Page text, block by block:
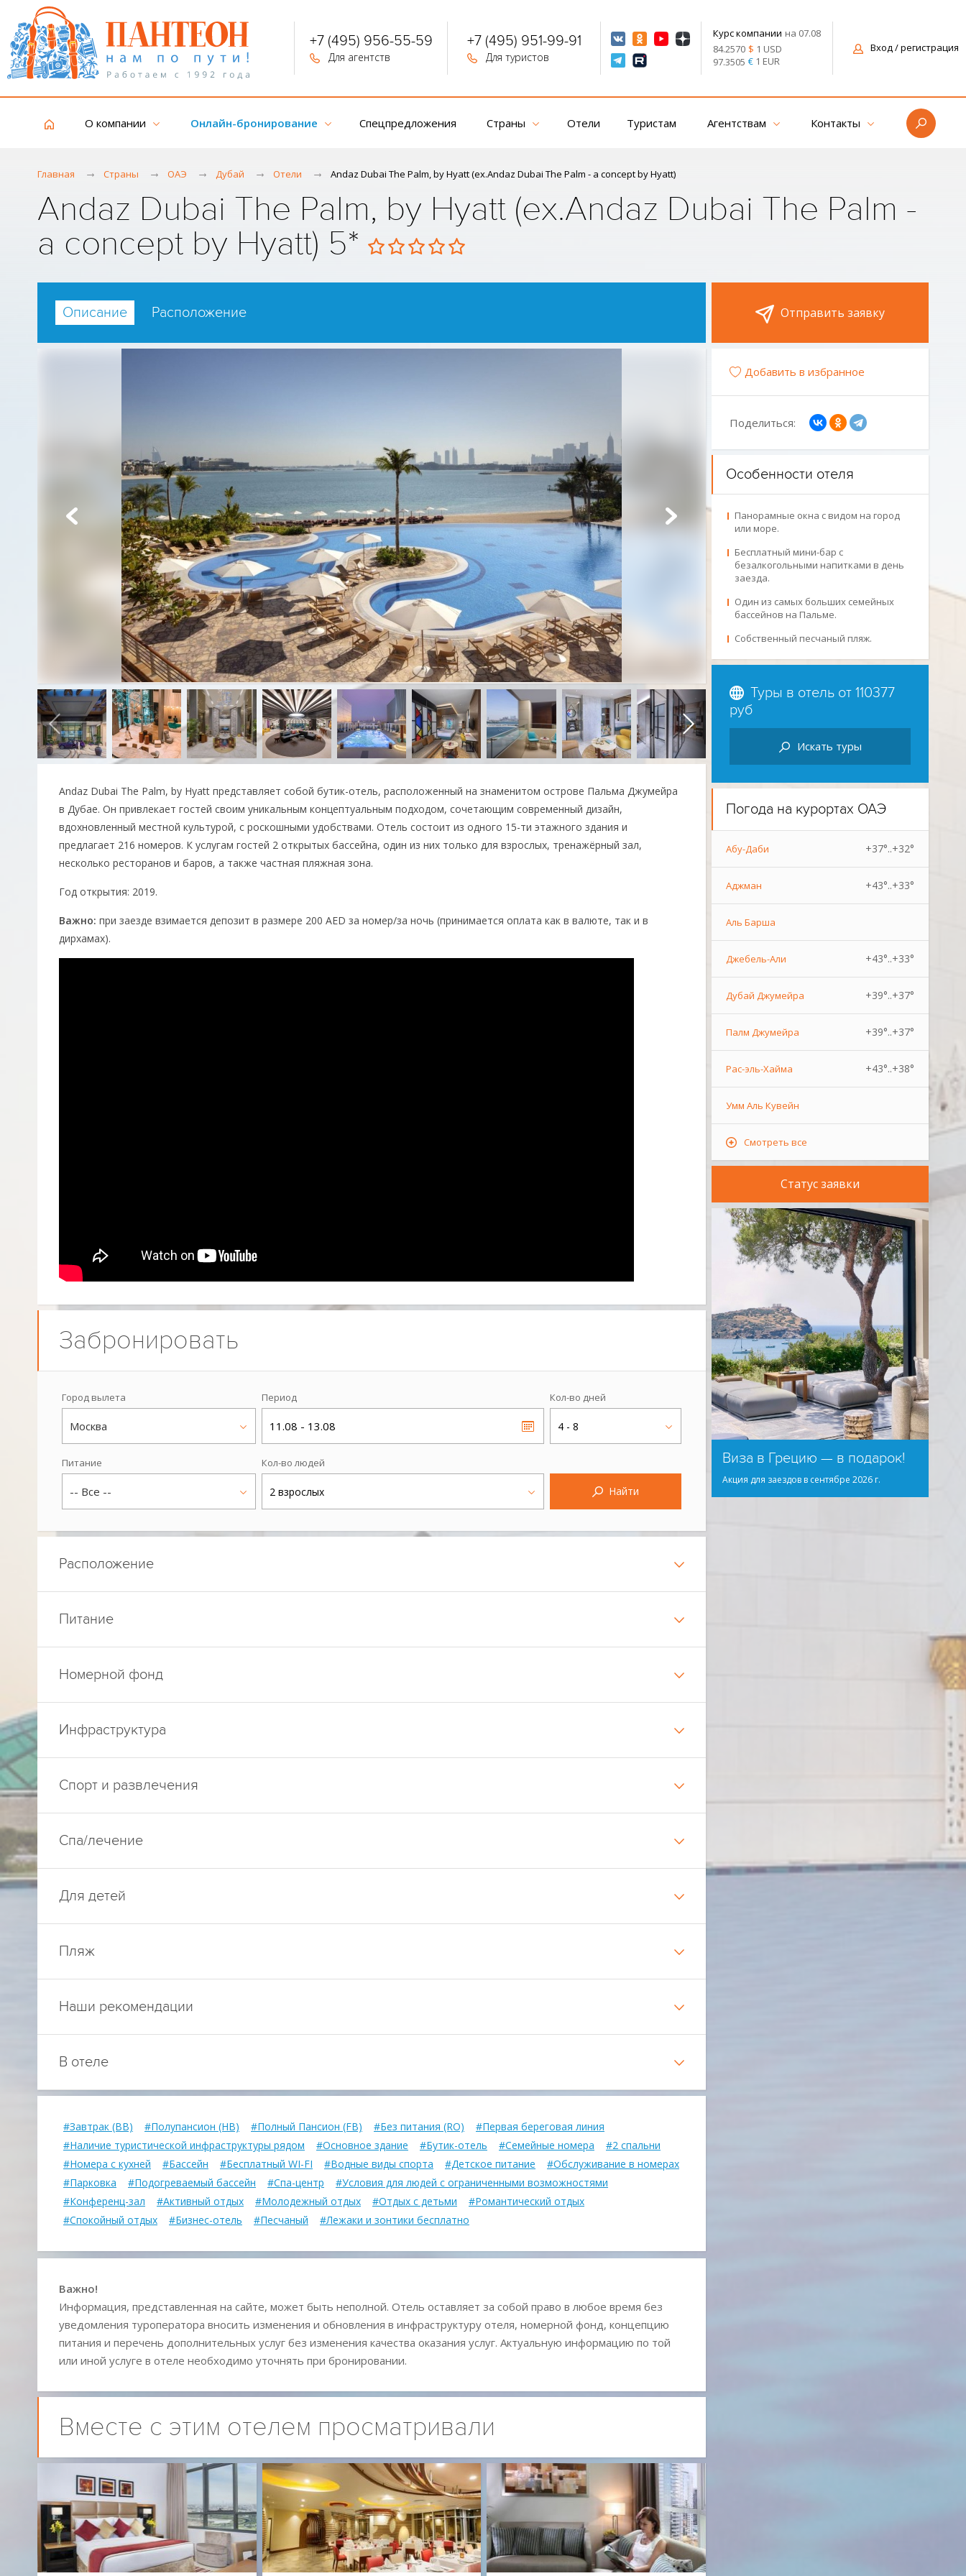
+7 (495) 956-55-59
Для агентств
+7 (495) 951-99-91
Для туристов
Курс компании на 07.08
84.2570 $ 1 USD
97.3505 €1 EUR
Вход/ регистрация
О компании Онлайн-бронирование Спецпредложения Страны Отели Туристам Агентствам Контакты
Главная Страны ОАЭ Дубай Отели Andaz Dubai The Palm, by Hyatt (ex.Andaz Dubai The Palm - a concept by Hyatt)
Andaz Dubai The Palm, by Hyatt (ex.Andaz Dubai The Palm -
a concept by Hyatt) 5*
Описание Расположение
Andaz Dubai The Palm, by Hyatt представляет собой бутик-отель, расположенный на знаменитом острове Пальма Джумейра
в Дубае. Он привлекает гостей своим уникальным концептуальным подходом, сочетающим современный дизайн,
вдохновленный местной культурой, с роскошными удобствами. Отель состоит из одного 15-ти этажного здания и
предлагает 216 номеров. К услугам гостей 2 открытых бассейна, один из них только для взрослых, тренажёрный зал,
несколько ресторанов и баров, а также частная пляжная зона.
Год открытия: 2019.
Важно: при заезде взимается депозит в размере 200 AED за номер/за ночь (принимается оплата как в валюте, так и в
дирхамах).
Забронировать
Город вылета
Москва
Период
11.08 - 13.08
Кол-во дней
4 - 8
Питание
-- Все --
Кол-во людей
2 взрослых Найти
Расположение
Питание
Номерной фонд
Инфраструктура
Спорт и развлечения
Спа/лечение
Для детей
Пляж
Наши рекомендации
В отеле
#Завтрак (BB) #Полупансион (HB) #Полный Пансион (FB) #Без питания (RO)
#Первая береговая линия
#Наличие туристической инфраструктуры рядом
#Основное здание #Бутик-отель #Семейные номера
#2 спальни
#Номера с кухней
#Бассейн #Бесплатный WI-FI #Водные виды спорта #Детское питание
#Обслуживание в номерах
#Парковка
#Подогреваемый бассейн #Спа-центр
#Условия для людей с ограниченными возможностями
#Конференц-зал
#Активный отдых #Молодежный отдых #Отдых с детьми
#Романтический отдых
#Спокойный отдых
#Бизнес-отель #Песчаный #Лежаки и зонтики бесплатно
Важно!
Информация, представленная на сайте, может быть неполной. Отель оставляет за собой право в любое время без
уведомления туроператора вносить изменения и обновления в инфраструктуру отеля, номерной фонд, концепцию
питания и перечень дополнительных услуг без изменения качества оказания услуг. Актуальную информацию по той
или иной услуге в отеле необходимо уточнять при бронировании.
Вместе с этим отелем просматривали
Отправить заявку
Добавить в избранное
Поделиться:
Особенности отеля
Панорамные окна с видом на город
или море.
Бесплатный мини-бар с
безалкогольными напитками в день
заезда.
Один из самых больших семейных
бассейнов на Пальме.
Собственный песчаный пляж.
Туры в отель от 110377
руб
Искать туры
Погода на курортах ОАЭ
Абу-Даби +37°..+32°
Аджман +43°..+33°
Аль Барша
Джебель-Али +43°..+33°
Дубай Джумейра +39°..+37°
Палм Джумейра +39°..+37°
Рас-эль-Хайма +43°..+38°
Умм Аль Кувейн
Смотреть все
Статус заявки
Виза в Грецию — в подарок!
Акция для заездов в сентябре 2026 г.